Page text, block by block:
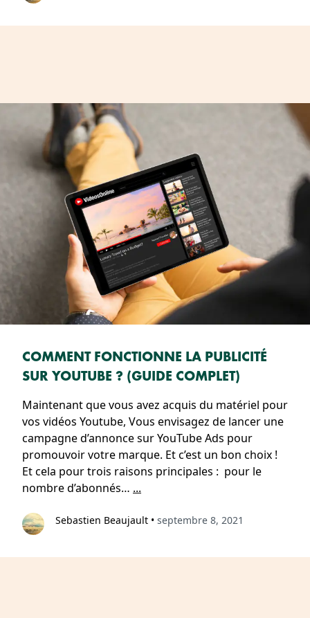
COMMENT FONCTIONNE LA PUBLICITÉ
SUR YOUTUBE ? (GUIDE COMPLET)
Maintenant que vous avez acquis du matériel pour
vos vidéos Youtube, Vous envisagez de lancer une
campagne d’annonce sur YouTube Ads pour
promouvoir votre marque. Et c’est un bon choix !
Et cela pour trois raisons principales : pour le
nombre d’abonnés… ...
Sebastien Beaujault • septembre 8, 2021